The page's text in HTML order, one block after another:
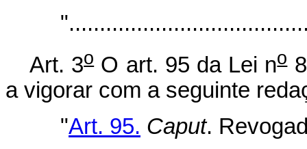
Art. 3oO art. 95 da Lei no
a vigorar com a seguinte
"Art. 95. Caput.